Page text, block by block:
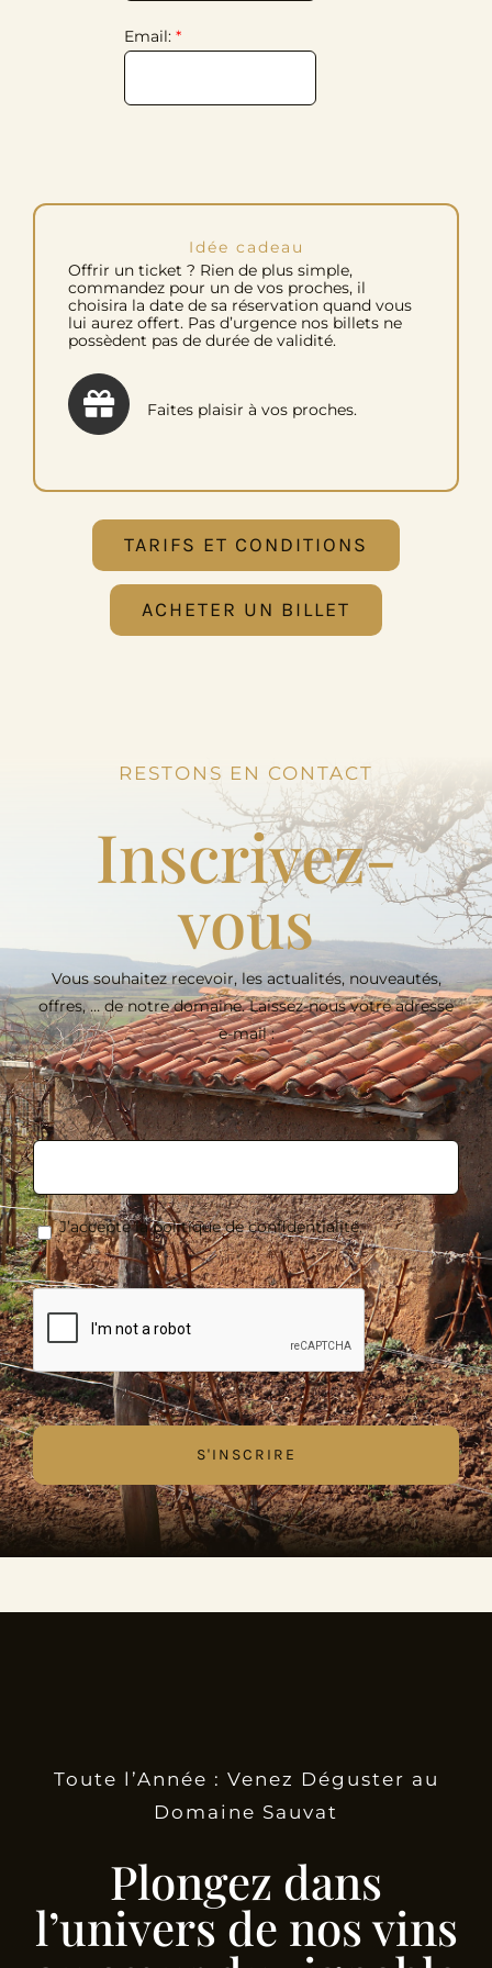
Email: *
Idée cadeau
Offrir un ticket ? Rien de plus simple,
commandez pour un de vos proches, il
choisira la date de sa réservation quand vous
lui aurez offert. Pas d’urgence nos billets ne
possèdent pas de durée de validité.
Faites plaisir à vos proches.
TARIFS ET CONDITIONS
ACHETER UN BILLET
RESTONS EN CONTACT
Inscrivez-
vous
Vous souhaitez recevoir, les actualités, nouveautés,
offres, … de notre domaine. Laissez-nous votre adresse
e-mail :
E-
mail
RGPD *
J’accepte la politique de confidentialité.
*
CAPTCHA
Toute l’Année : Venez Déguster au
Domaine Sauvat
Plongez dans
l’univers de nos vins